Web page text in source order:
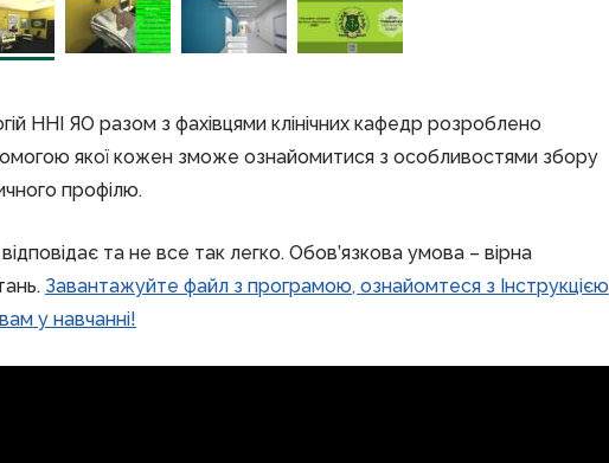
ННІ ЯО разом з фахівцями клінічних кафедр розроблено
якої кожен зможе ознайомитися з особливостями збору
профілю.
та не все так легко. Обов’язкова умова – вірна
Завантажуйте файл з програмою, ознайомтеся з Інструкцією
у навчанні!